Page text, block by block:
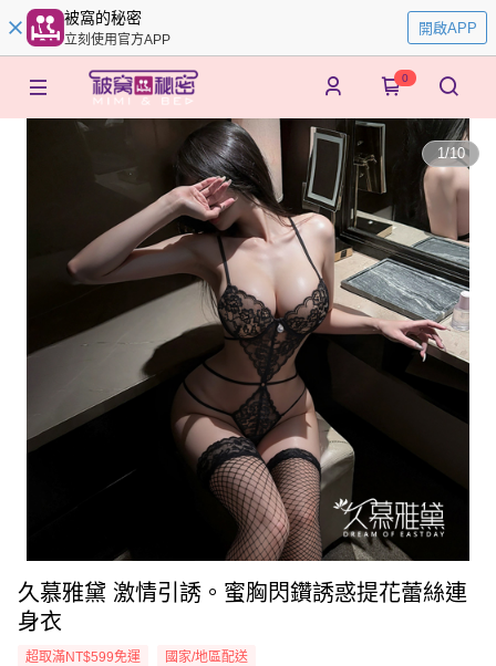
被窩的秘密
立刻使用官方APP
開啟APP
0
1/10
久慕雅黛 激情引誘。蜜胸閃鑽誘惑提花蕾絲連
身衣
超取滿NT$599免運 國家/地區配送